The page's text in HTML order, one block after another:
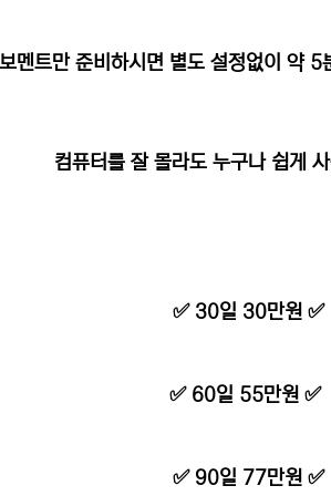
멘트만 준비하시면 별도 설정없이 약 5
컴퓨터를 잘 몰라도 누구나 쉽게
✅ 30일 30만원 ✅
✅ 60일 55만원 ✅
✅ 90일 77만원 ✅